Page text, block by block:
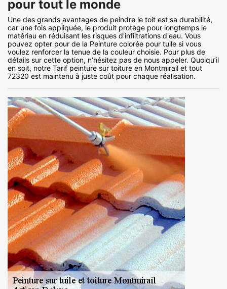
pour tout le monde
Une des grands avantages de peindre le toit est sa durabilité,
car une fois appliquée, le produit protège pour longtemps le
matériau en réduisant les risques d'infiltrations d'eau. Vous
pouvez opter pour de la Peinture colorée pour tuile si vous
voulez renforcer la tenue de la couleur choisie. Pour plus de
détails sur cette option, n’hésitez pas de nous appeler. Quoiqu’il
en soit, notre Tarif peinture sur toiture en Montmirail et tout
72320 est maintenu à juste coût pour chaque réalisation.